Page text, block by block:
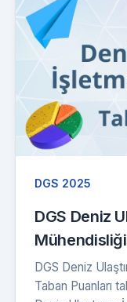
DGS 2025
DGS Deniz
DGS Deniz
Taban Puanları